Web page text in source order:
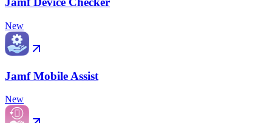
New
Jamf Mobile Assist
New